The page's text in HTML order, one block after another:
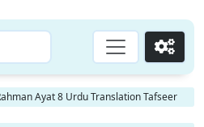
Go
Ayat 8 Urdu Translation Tafseer